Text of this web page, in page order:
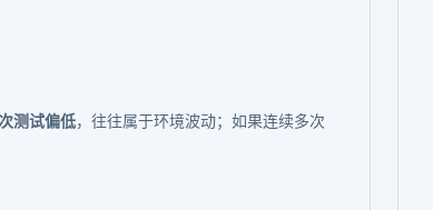
测试偏低，往往属于环境波动；如果连续多次